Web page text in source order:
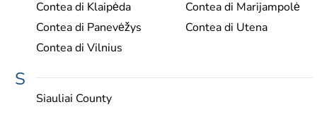
Contea di Klaipėda
Contea di Marijampolė
Contea di Panevėžys
Contea di Utena
Contea di Vilnius
S
Siauliai County